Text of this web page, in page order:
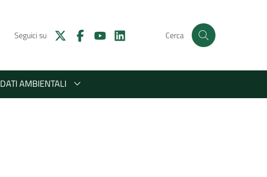
Seguici su Cerca
DATI AMBIENTALI